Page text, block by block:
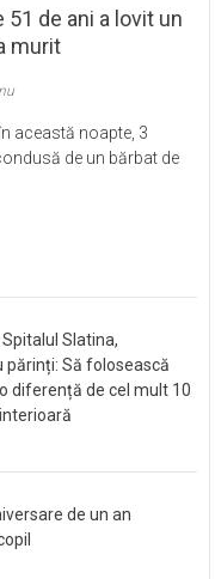
de ani a lovit un
murit
această noapte, 3
de un bărbat de
Slatina,
Să folosească
diferență de cel mult 10
de un an